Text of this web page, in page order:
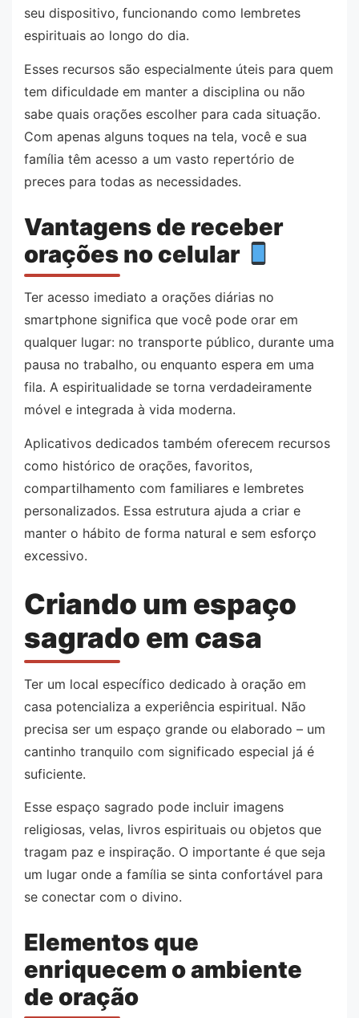
seu dispositivo, funcionando como lembretes
espirituais ao longo do dia.
Esses recursos são especialmente úteis para quem
tem dificuldade em manter a disciplina ou não
sabe quais orações escolher para cada situação.
Com apenas alguns toques na tela, você e sua
família têm acesso a um vasto repertório de
preces para todas as necessidades.
Vantagens de receber
orações no celular
Ter acesso imediato a orações diárias no
smartphone significa que você pode orar em
qualquer lugar: no transporte público, durante uma
pausa no trabalho, ou enquanto espera em uma
fila. A espiritualidade se torna verdadeiramente
móvel e integrada à vida moderna.
Aplicativos dedicados também oferecem recursos
como histórico de orações, favoritos,
compartilhamento com familiares e lembretes
personalizados. Essa estrutura ajuda a criar e
manter o hábito de forma natural e sem esforço
excessivo.
Criando um espaço
sagrado em casa
Ter um local específico dedicado à oração em
casa potencializa a experiência espiritual. Não
precisa ser um espaço grande ou elaborado – um
cantinho tranquilo com significado especial já é
suficiente.
Esse espaço sagrado pode incluir imagens
religiosas, velas, livros espirituais ou objetos que
tragam paz e inspiração. O importante é que seja
um lugar onde a família se sinta confortável para
se conectar com o divino.
Elementos que
enriquecem o ambiente
de oração